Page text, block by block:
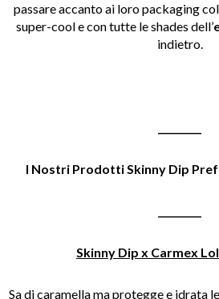
passare accanto ai loro packaging
super-cool e con tutte le shades dell’
indietro.
I Nostri Prodotti Skinny Dip
Skinny Dip x Carmex
Sa di caramella ma protegge e idrata